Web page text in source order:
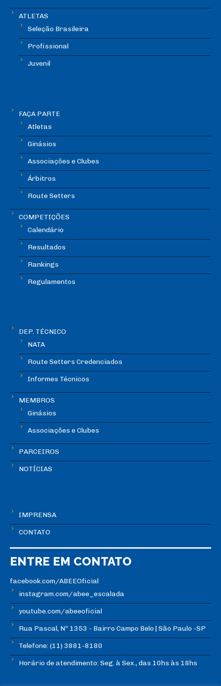
ATLETAS
Seleção Brasileira
Profissional
Juvenil
FAÇA PARTE
Atletas
Ginásios
Associações e Clubes
Árbitros
Route Setters
COMPETIÇÕES
Calendário
Resultados
Rankings
Regulamentos
DEP. TÉCNICO
NATA
Route Setters Credenciados
Informes Técnicos
MEMBROS
Ginásios
Associações e Clubes
PARCEIROS
NOTÍCIAS
IMPRENSA
CONTATO
ENTRE EM CONTATO
facebook.com/ABEEOficial
instagram.com/abee_escalada
youtube.com/abeeoficial
Rua Pascal, Nº 1353 - Bairro Campo Belo | São Paulo -SP
Telefone: (11) 3881-8180
Horário de atendimento: Seg. à Sex., das 10hs às 18hs